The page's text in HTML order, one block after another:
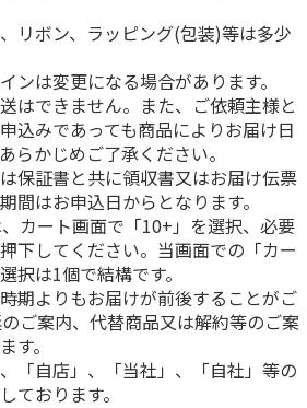
リボン、ラッピング(包装)等は多少
は変更になる場合があります。
はできません。また、ご依頼主様と
込みであっても商品によりお届け日
らかじめご了承ください。
保証書と共に領収書又はお届け伝票
間はお申込日からとなります。
カート画面で「10+」を選択、必要
下してください。当画面での「カー
択は1個で結構です。
期よりもお届けが前後することがご
ご案内、代替商品又は解約等のご案
す。
「自店」、「当社」、「自社」等の
ております。